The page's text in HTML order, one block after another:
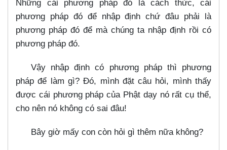
Những cái phương pháp đó là cách thức, cái
phương pháp đó để nhập định chứ đâu phải là
phương pháp đó để mà chúng ta nhập định rồi có
phương pháp đó.
Vậy nhập định có phương pháp thì phương
pháp để làm gì? Đó, mình đặt câu hỏi, mình thấy
được cái phương pháp của Phật dạy nó rất cụ thể,
cho nên nó không có sai đâu!
Bây giờ mấy con còn hỏi gì thêm nữa không?